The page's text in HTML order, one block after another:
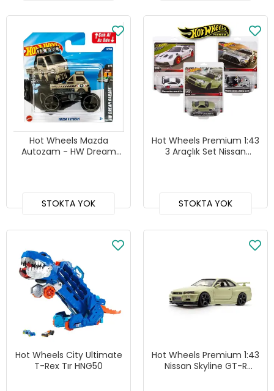
Hot Wheels Mazda
Autozam - HW Dream
STOKTA YOK
Hot Wheels Premium 1:43
3 Araçlık Set Nissan
STOKTA YOK
Hot Wheels City Ultimate
T-Rex Tır HNG50
Hot Wheels Premium 1:43
Nissan Skyline GT-R